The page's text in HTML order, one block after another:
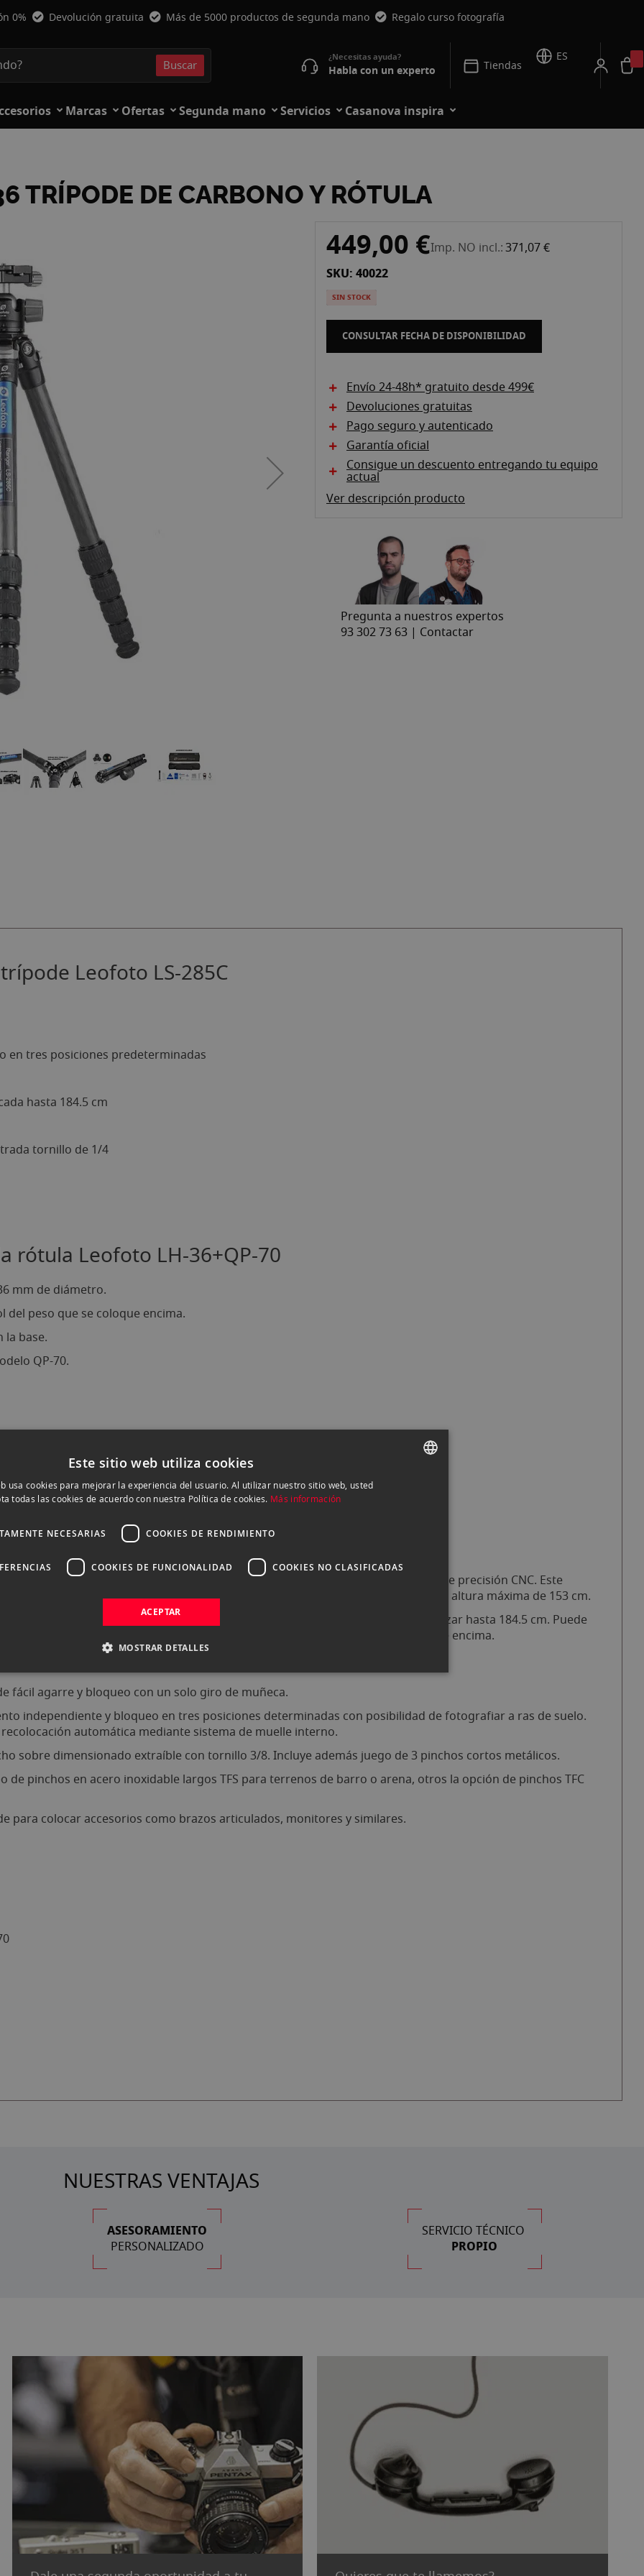
0% Devolución gratuita Más de 5000 productos de segunda mano Regalo curso fotografía
Buscar Habla con un experto Tiendas
ES
Marcas Ofertas Segunda mano Servicios Casanova inspira
TRÍPODE DE CARBONO Y RÓTULA
449,00 €Imp. NO incl. 371,07 €
SKU: 40022
SIN STOCK
CONSULTAR FECHA DE DISPONIBILIDAD
Envío 24-48h* gratuito desde 499€
Devoluciones gratuitas
Pago seguro y autenticado
Garantía oficial
Consigue un descuento entregando tu equipo
actual
Ver descripción producto
Pregunta a nuestros expertos
93 302 73 63 | Contactar
Leofoto LS-285C
en tres posiciones predeterminadas
hasta 184.5 cm
tornillo de 1/4
rótula Leofoto LH-36+QP-70
mm de diámetro.
peso que se coloque encima.
la base.
QP-70.
de carbono de 10 capas y aluminio aeronáutico 7075, utilizando maquinaria de precisión CNC. Este
avanzada LH-36, ofreciendo una combinación de ligereza y estabilidad con una altura máxima de 153 cm.
central, se puede enroscar una columna de dos tramos incluida para alcanzar hasta 184.5 cm. Puede
máxima de 153 cm, a lo que se suma la rótula LH-36 y la cámara que se coloque encima.
fácil agarre y bloqueo con un solo giro de muñeca.
independiente y bloqueo en tres posiciones determinadas con posibilidad de fotografiar a ras de suelo.
automática mediante sistema de muelle interno.
sobre dimensionado extraíble con tornillo 3/8. Incluye además juego de 3 pinchos cortos metálicos.
pinchos en acero inoxidable largos TFS para terrenos de barro o arena, otros la opción de pinchos TFC
para colocar accesorios como brazos articulados, monitores y similares.
NUESTRAS VENTAJAS
ASESORAMIENTO
PERSONALIZADO
SERVICIO TÉCNICO
PROPIO
Este sitio web utiliza cookies
usa cookies para mejorar la experiencia del usuario. Al utilizar nuestro sitio web, usted
todas las cookies de acuerdo con nuestra Política de cookies. Más información
NECESARIAS COOKIES DE RENDIMIENTO
COOKIES DE FUNCIONALIDAD COOKIES NO CLASIFICADAS
ACEPTAR
MOSTRAR DETALLES